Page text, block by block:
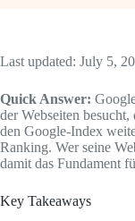
Last updated: July 5,
Quick Answer:
der Webseiten
den Google-Index
Ranking. Wer seine
damit das Fundament
Key Takeaways